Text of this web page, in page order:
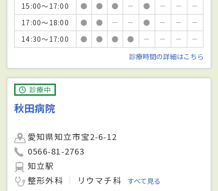
15:00～17:00
● ● ● － ● － －
－
17:00～18:00
● ● － － ● － －
－
14:30～17:00
● ● ● ● － － －
－
診療時間の詳細はこちら
診療中
秋田病院
愛知県知立市宝2-6-12
0566-81-2763
知立駅
整形外科
リウマチ科 すべて見る